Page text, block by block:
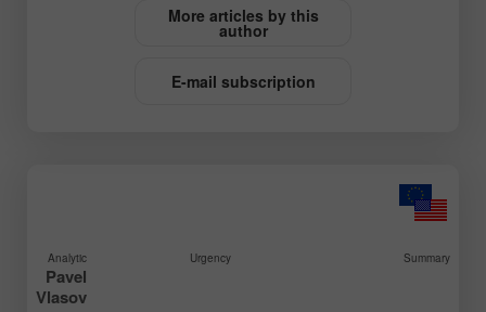
More articles by this
author
E-mail subscription
Summary
Urgency
Analytic
Pavel
Vlasov